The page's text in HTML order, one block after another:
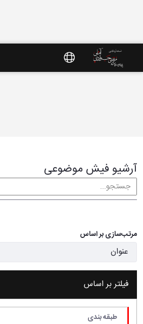
آرشیو فیش موضوعی
مرتب‌سازی بر اساس
فیلتر بر اساس
طبقه بندی